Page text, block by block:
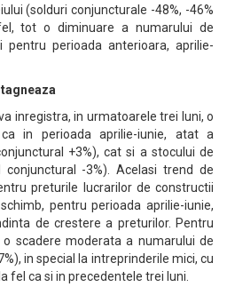
(solduri conjuncturale -48%, -46%
tot o diminuare a numarului de
perioada anterioara, aprilie-
inregistra, in urmatoarele trei luni, o
in perioada aprilie-iunie, atat a
+3%), cat si a stocului de
-3%). Acelasi trend de
preturile lucrarilor de constructii
pentru perioada aprilie-iunie,
de crestere a preturilor. Pentru
scadere moderata a numarului de
in special la intreprinderile mici, cu
fel ca si in precedentele trei luni.